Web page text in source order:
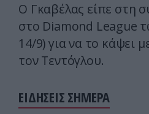
Ο Γκαβέλας είπε στη
στο Diamond League
14/9) για να το κάψει
τον Τεντόγλου.
ΕΙΔΗΣΕΙΣ ΣΗΜΕΡΑ